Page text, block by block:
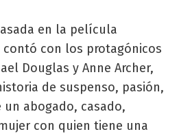
basada en la película
con los protagónicos
Douglas y Anne Archer,
de suspenso, pasión,
abogado, casado,
con quien tiene una